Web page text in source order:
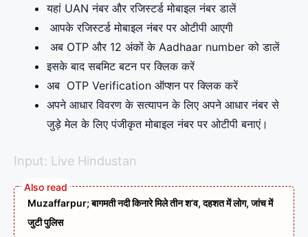
यहां UAN नंबर और रजिस्टर्ड मोबाइल नंबर डालें
आपके रजिस्टर्ड मोबाइल नंबर पर ओटीपी आएगी
अब OTP और 12 अंकों के Aadhaar number को डालें
इसके बाद सबमिट बटन पर क्लिक करें
अब OTP Verification ऑप्शन पर क्लिक करें
अपने आधार विवरण के सत्यापन के लिए अपने आधार नंबर से
जुड़े मेल के लिए पंजीकृत मोबाइल नंबर पर ओटीपी बनाएं।
Input: Live Hindustan
Muzaffarpur; बागमती नदी किनारे मिले तीन श’व, दहशत में लोग, जांच में
जुटी पुलिस